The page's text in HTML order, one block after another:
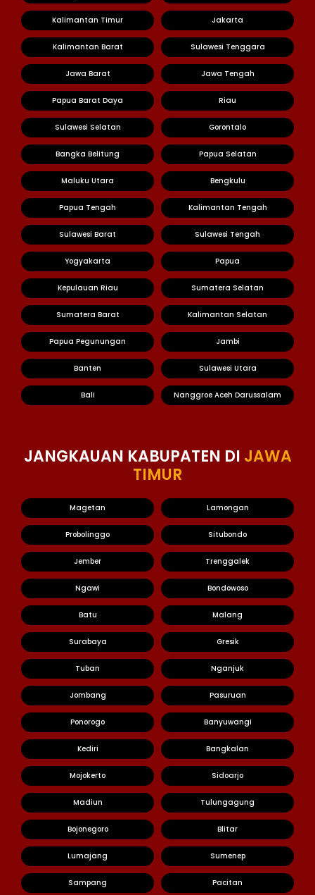
Kalimantan Timur Jakarta
Kalimantan Barat Sulawesi Tenggara
Jawa Barat Jawa Tengah
Papua Barat Daya Riau
Sulawesi Selatan Gorontalo
Bangka Belitung Papua Selatan
Maluku Utara Bengkulu
Papua Tengah Kalimantan Tengah
Sulawesi Barat Sulawesi Tengah
Yogyakarta Papua
Kepulauan Riau Sumatera Selatan
Sumatera Barat Kalimantan Selatan
Papua Pegunungan Jambi
Banten Sulawesi Utara
Bali Nanggroe Aceh Darussalam
JANGKAUAN KABUPATEN DI JAWA
TIMUR
Magetan Lamongan
Probolinggo Situbondo
Jember Trenggalek
Ngawi Bondowoso
Batu Malang
Surabaya Gresik
Tuban Nganjuk
Jombang Pasuruan
Ponorogo Banyuwangi
Kediri Bangkalan
Mojokerto Sidoarjo
Madiun Tulungagung
Bojonegoro Blitar
Lumajang Sumenep
Sampang Pacitan